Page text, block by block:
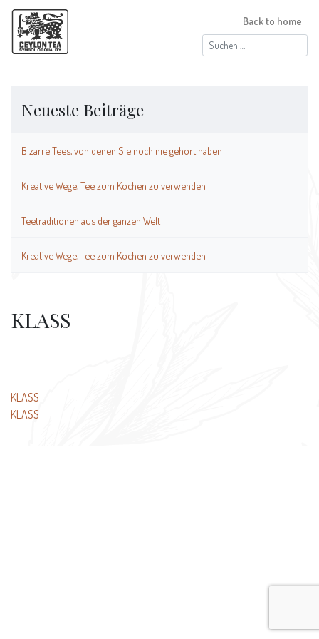
Suchen
nach:
Back to home
Neueste Beiträge
Bizarre Tees, von denen Sie noch nie gehört haben
Kreative Wege, Tee zum Kochen zu verwenden
Teetraditionen aus der ganzen Welt
Kreative Wege, Tee zum Kochen zu verwenden
KLASS
Beitragsnavigation
KLASS
KLASS